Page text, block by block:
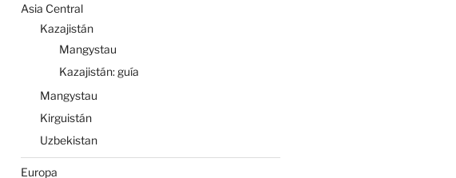
Asia Central
Kazajistán
Mangystau
Kazajistán: guía
Mangystau
Kirguistán
Uzbekistan
Europa